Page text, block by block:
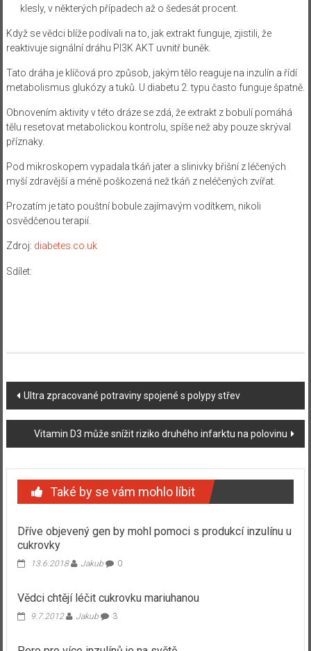
klesly, v některých případech až o šedesát procent.
Když se vědci blíže podívali na to, jak extrakt funguje, zjistili, že
reaktivuje signální dráhu PI3K AKT uvnitř buněk.
Tato dráha je klíčová pro způsob, jakým tělo reaguje na inzulín a řídí
metabolismus glukózy a tuků. U diabetu 2. typu často funguje špatně.
Obnovením aktivity v této dráze se zdá, že extrakt z bobulí pomáhá
tělu resetovat metabolickou kontrolu, spíše než aby pouze skrýval
příznaky.
Pod mikroskopem vypadala tkáň jater a slinivky břišní z léčených
myší zdravější a méně poškozená než tkáň z neléčených zvířat.
Prozatím je tato pouštní bobule zajímavým vodítkem, nikoli
osvědčenou terapií.
Zdroj: diabetes.co.uk
Sdílet:
Navigace
příspěvku
Ultra zpracované potraviny spojené s polypy střev
Vitamin D3 může snížit riziko druhého infarktu na polovinu
Také by se vám mohlo líbit
Dříve objevený gen by mohl pomoci s produkcí inzulínu u
cukrovky
13.6.2018 Jakub 0
Vědci chtějí léčit cukrovku mariuhanou
9.7.2012 Jakub 3